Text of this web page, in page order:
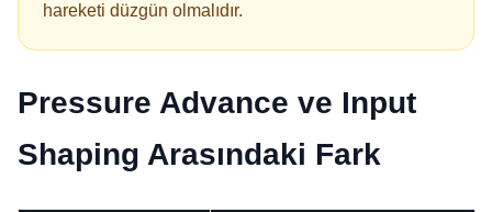
hareketi düzgün olmalıdır.
Pressure Advance ve Input
Shaping Arasındaki Fark